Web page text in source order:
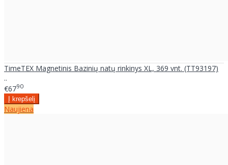
TimeTEX Magnetinis Bazinių natų rinkinys XL, 369 vnt. (TT93197)
..
€6790
Naujiena